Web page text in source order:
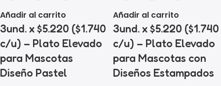
Añadir al carrito
3und. x $5.220 ($1.740
c/u) – Plato Elevado
para Mascotas
Diseño Pastel
Añadir al carrito
3und. x $5.220 ($1.740
c/u) – Plato Elevado
para Mascotas con
Diseños Estampados